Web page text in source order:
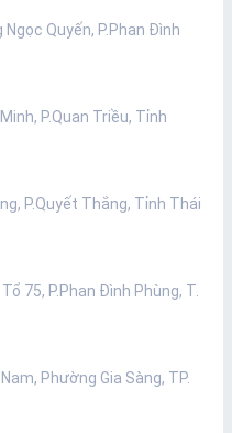
Quyến, P.Phan Đình
P.Quan Triều, Tỉnh
P.Quyết Thắng, Tỉnh Thái
75, P.Phan Đình Phùng, T.
Phường Gia Sàng, TP.